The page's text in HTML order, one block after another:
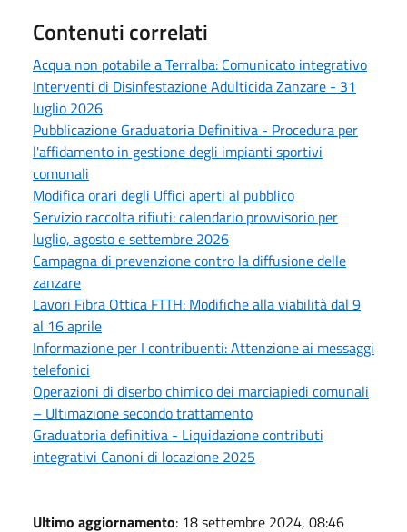
Contenuti correlati
Acqua non potabile a Terralba: Comunicato integrativo
Interventi di Disinfestazione Adulticida Zanzare - 31
luglio 2026
Pubblicazione Graduatoria Definitiva - Procedura per
l'affidamento in gestione degli impianti sportivi
comunali
Modifica orari degli Uffici aperti al pubblico
Servizio raccolta rifiuti: calendario provvisorio per
luglio, agosto e settembre 2026
Campagna di prevenzione contro la diffusione delle
zanzare
Lavori Fibra Ottica FTTH: Modifiche alla viabilità dal 9
al 16 aprile
Informazione per I contribuenti: Attenzione ai messaggi
telefonici
Operazioni di diserbo chimico dei marciapiedi comunali
– Ultimazione secondo trattamento
Graduatoria definitiva - Liquidazione contributi
integrativi Canoni di locazione 2025
Ultimo aggiornamento: 18 settembre 2024, 08:46